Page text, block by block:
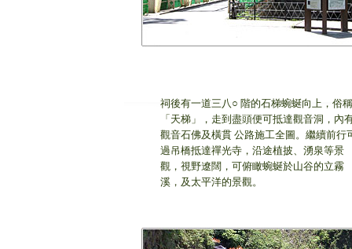
祠後有一道三八○ 階的石梯蜿蜒向上，俗稱
「天梯」，走到盡頭便可抵達觀音洞，內
觀音石佛及橫貫 公路施工全圖。繼續前行
過吊橋抵達禪光寺，沿途植披、湧泉等景
觀，視野遼闊，可俯瞰蜿蜒於山谷的立霧
溪，及太平洋的景觀。